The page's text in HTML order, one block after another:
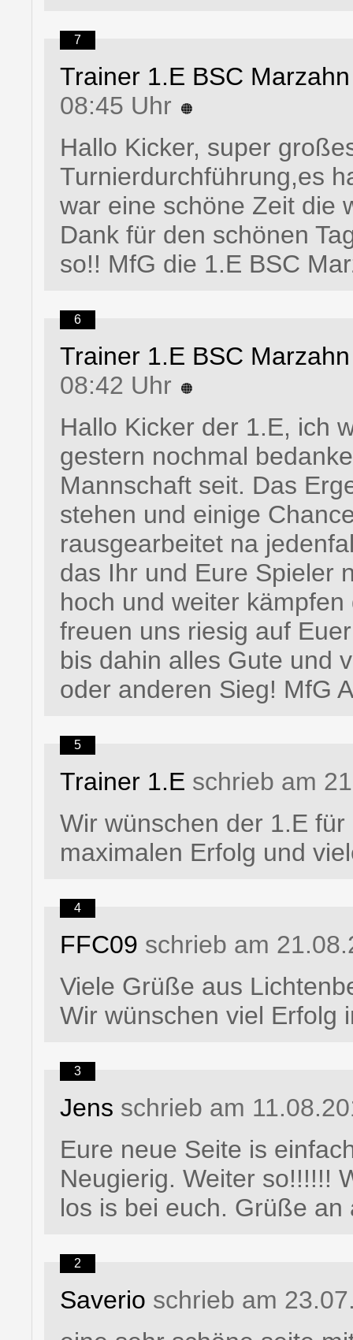
7
Trainer 1.E BSC Marzahn
08:45 Uhr
Hallo Kicker, super
Turnierdurchführung,es
war eine schöne Zeit die
Dank für den schönen
so!! MfG die 1.E BSC
6
Trainer 1.E BSC Marzahn
08:42 Uhr
Hallo Kicker der 1.E, ich
gestern nochmal
Mannschaft seit. Das
stehen und einige
rausgearbeitet na
das Ihr und Eure Spieler
hoch und weiter
freuen uns riesig auf
bis dahin alles Gute und
oder anderen Sieg! MfG
5
Trainer 1.E schrieb am
Wir wünschen der 1.E
maximalen Erfolg und
4
FFC09 schrieb am
Viele Grüße aus
Wir wünschen viel Erfolg
3
Jens schrieb am
Eure neue Seite is
Neugierig. Weiter so!!!!!!
los is bei euch. Grüße an
2
Saverio schrieb am